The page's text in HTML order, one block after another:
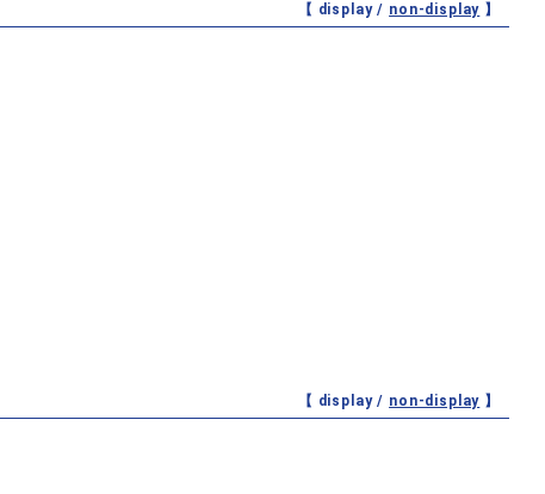
【 display / non-display 】
【 display / non-display 】